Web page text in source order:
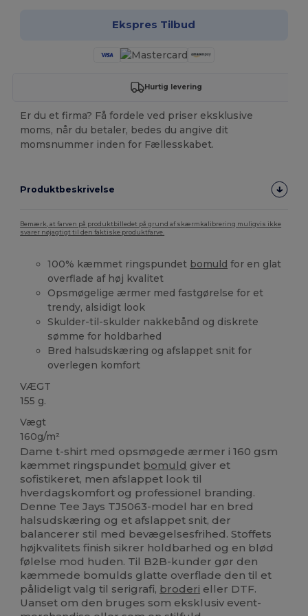
Ekspres Tilbud
Hurtig levering
Er du et firma? Få fordele ved priser eksklusive
moms, når du betaler, bedes du angive dit
momsnummer inden for Fællesskabet.
Produktbeskrivelse
Bemærk, at farven på produktbilledet på grund af skærmkalibrering muligvis ikke
svarer nøjagtigt til den faktiske produktfarve.
100% kæmmet ringspundet bomuld for en glat
overflade af høj kvalitet
Opsmøgelige ærmer med fastgørelse for et
trendy, alsidigt look
Skulder-til-skulder nakkebånd og diskrete
sømme for holdbarhed
Bred halsudskæring og afslappet snit for
overlegen komfort
VÆGT
155 g.
Vægt
160g/m²
Dame t-shirt med opsmøgede ærmer i 160 gsm
kæmmet ringspundet bomuld giver et
sofistikeret, men afslappet look til
hverdagskomfort og professionel branding.
Denne Tee Jays TJ5063-model har en bred
halsudskæring og et afslappet snit, der
balancerer stil med bevægelsesfrihed. Stoffets
højkvalitets finish sikrer holdbarhed og en blød
følelse mod huden. Til B2B-kunder gør den
kæmmede bomulds glatte overflade den til et
pålideligt valg til serigrafi, broderi eller DTF.
Uanset om den bruges som eksklusiv event-